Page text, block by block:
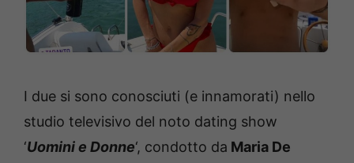
I due si sono conosciuti (e innamorati) nello
studio televisivo del noto dating show
‘Uomini e Donne‘, condotto da Maria De